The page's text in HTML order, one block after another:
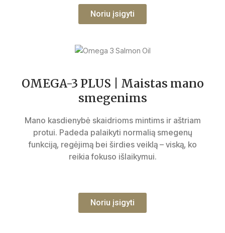
Noriu įsigyti
OMEGA-3 PLUS | Maistas mano
smegenims
Mano kasdienybė skaidrioms mintims ir aštriam
protui. Padeda palaikyti normalią smegenų
funkciją, regėjimą bei širdies veiklą – viską, ko
reikia fokuso išlaikymui.
Noriu įsigyti